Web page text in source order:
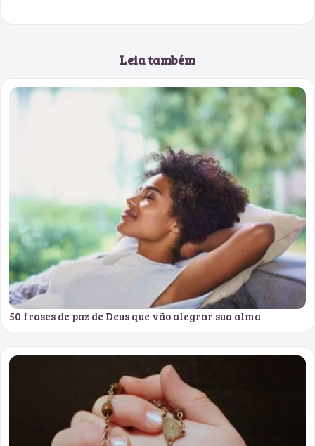
Leia também
50 frases de paz de Deus que vão alegrar sua alma